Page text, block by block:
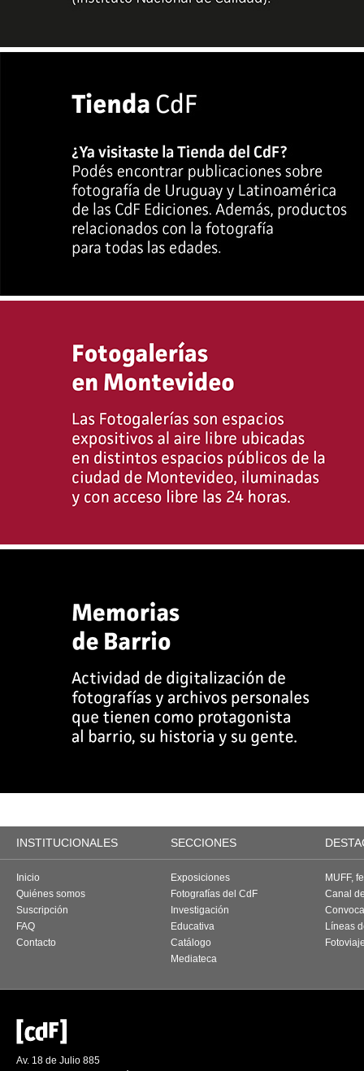
INSTITUCIONALES SECCIONES
Inicio
Quiénes somos
Suscripción
FAQ
Contacto
Exposiciones
Fotografías del CdF
Investigación
Educativa
Catálogo
Mediateca
MUFF,
Canal
Líneas
Av. 18 de Julio 885